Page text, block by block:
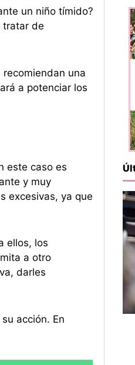
un niño tímido?
tratar de
una
a potenciar los
este caso es
y muy
excesivas, ya que
ellos, los
a otro
darles
acción. En